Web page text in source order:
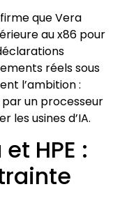
que Vera
au x86 pour
réels sous
l’ambition :
un processeur
les usines d’IA.
HPE :